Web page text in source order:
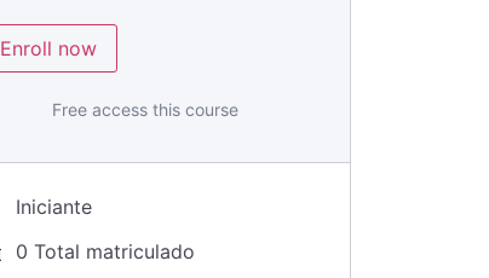
Enroll now
Free access this course
Iniciante
0 Total matriculado